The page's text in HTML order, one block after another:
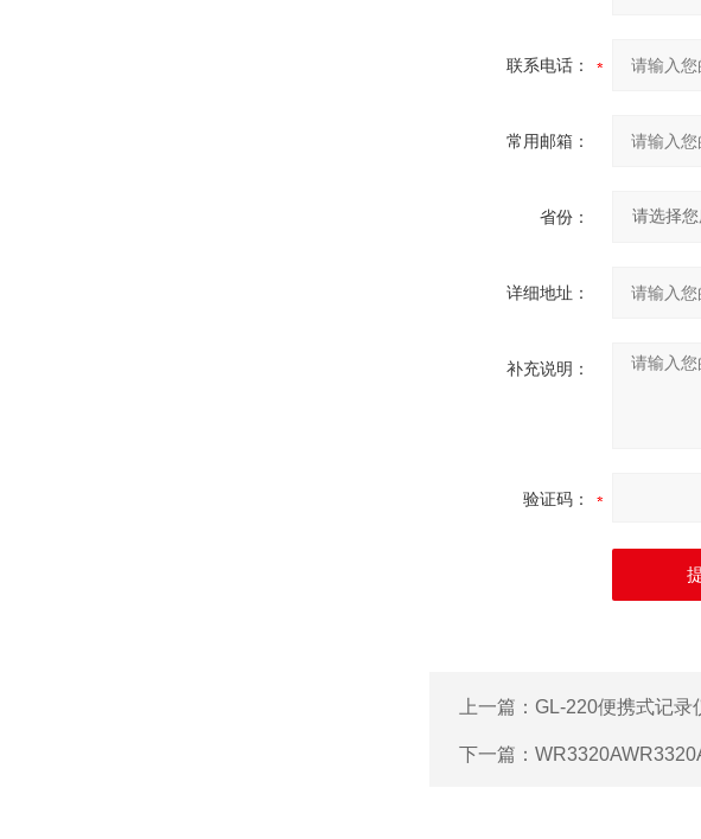
联系电话：
常用邮箱：
省份：
详细地址：
补充说明：
验证码：
上一篇： GL-220便携式记录
下一篇：